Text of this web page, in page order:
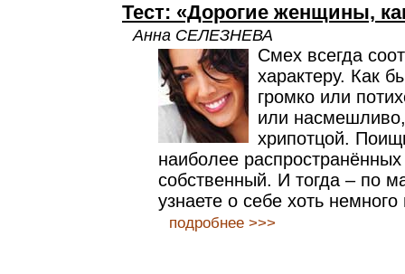
Тест: «Дорогие женщины,
Анна СЕЛЕЗНЕВА
Смех всегда
характеру. Как
громко или
или
хрипотцой.
наиболее
собственный. И тогда – по
узнаете о себе хоть немного
подробнее >>>